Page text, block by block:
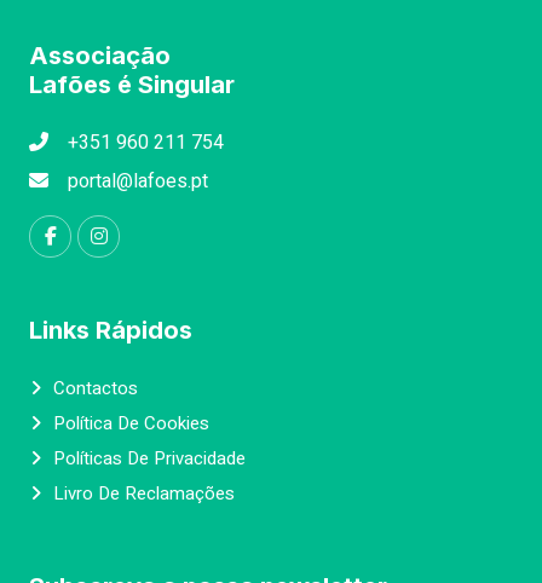
Associação
Lafões é Singular
+351 960 211 754
portal@lafoes.pt
Links Rápidos
Contactos
Política De Cookies
Políticas De Privacidade
Livro De Reclamações